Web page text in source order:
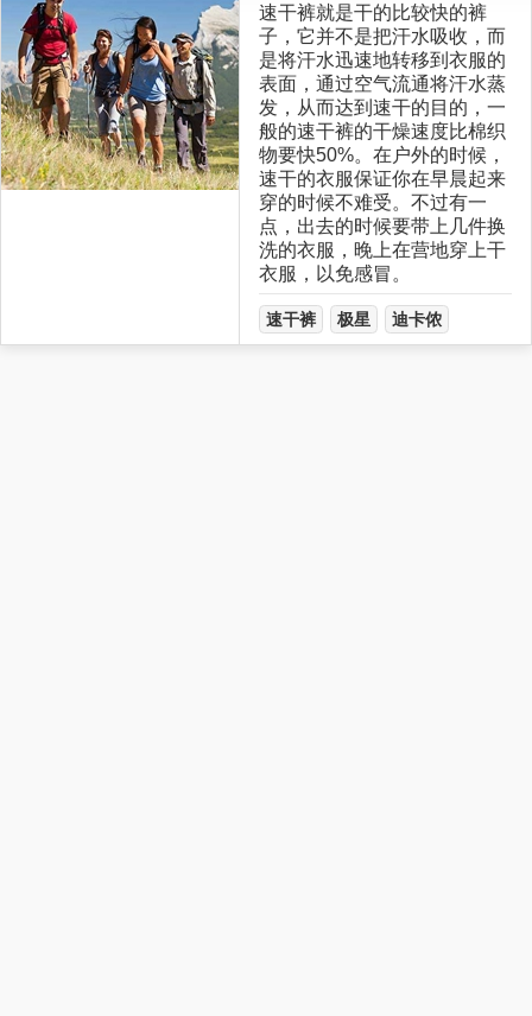
速干裤就是干的比较快的裤
子，它并不是把汗水吸收，而
是将汗水迅速地转移到衣服的
表面，通过空气流通将汗水蒸
发，从而达到速干的目的，一
般的速干裤的干燥速度比棉织
物要快50%。在户外的时候，
速干的衣服保证你在早晨起来
穿的时候不难受。不过有一
点，出去的时候要带上几件换
洗的衣服，晚上在营地穿上干
衣服，以免感冒。
速干裤 极星 迪卡侬